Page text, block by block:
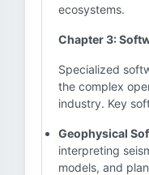
ecosystems.
Chapter 3:
Specialized
the complex
industry. Key
Geophysical
interpreting
models, and